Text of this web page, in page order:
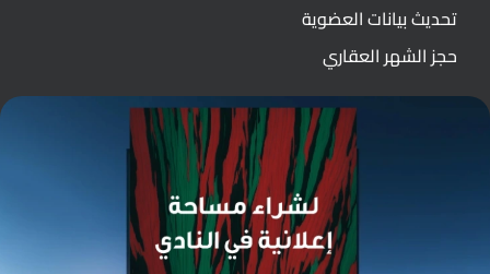
تحديث بيانات العضوية
حجز الشهر العقاري